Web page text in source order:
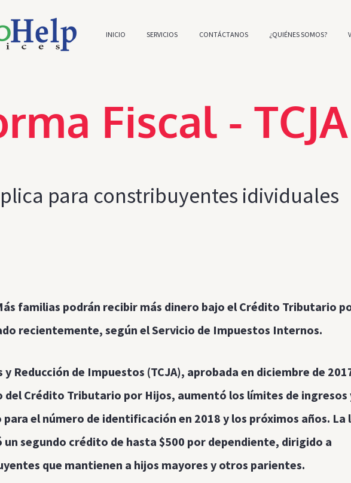
INICIO SERVICIOS CONTÁCTANOS ¿QUIÉNES SOMOS?
Fiscal - TCJA
para constribuyentes idividuales
familias podrán recibir más dinero bajo el Crédito Tributario
recientemente, según el Servicio de Impuestos Internos.
y Reducción de Impuestos (TCJA), aprobada en diciembre de
del Crédito Tributario por Hijos, aumentó los límites de ingresos
el número de identificación en 2018 y los próximos años. La
segundo crédito de hasta $500 por dependiente, dirigido a
que mantienen a hijos mayores y otros parientes.